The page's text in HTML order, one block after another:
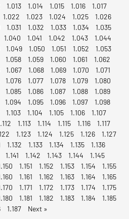
1.013 1.014 1.015 1.016
1.017
1.022 1.023 1.024 1.025
1.026
1.031 1.032 1.033 1.034
1.035
1.040 1.041 1.042 1.043
1.044
1.049 1.050 1.051 1.052
1.053
1.058 1.059 1.060 1.061
1.062
1.067 1.068 1.069 1.070
1.071
1.076 1.077 1.078 1.079
1.080
1.085 1.086 1.087 1.088
1.089
1.094 1.095 1.096 1.097
1.098
1.103 1.104 1.105 1.106
1.107
1.113 1.114 1.115 1.116
1.117
1.123 1.124 1.125 1.126
1.127
1.132 1.133 1.134 1.135
1.136
1.141 1.142 1.143 1.144
1.145
1.151 1.152 1.153 1.154
1.155
1.161 1.162 1.163 1.164
1.165
1.171 1.172 1.173 1.174
1.175
1.181 1.182 1.183 1.184
1.185
1.187 Next »